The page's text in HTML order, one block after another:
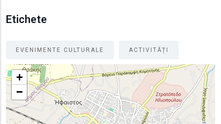
Etichete
EVENIMENTE CULTURALE ACTIVITĂȚI
+
−